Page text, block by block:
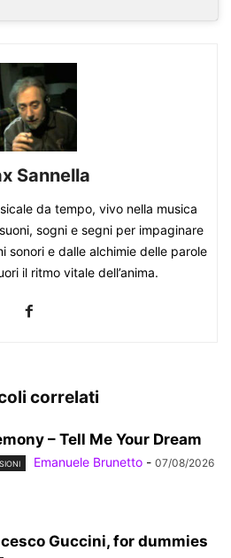
Sannella
da tempo, vivo nella musica
sogni e segni per impaginare
sonori e dalle alchimie delle parole
il ritmo vitale dell’anima.
correlati
– Tell Me Your Dream
Emanuele Brunetto - 07/08/2026
Guccini, for dummies